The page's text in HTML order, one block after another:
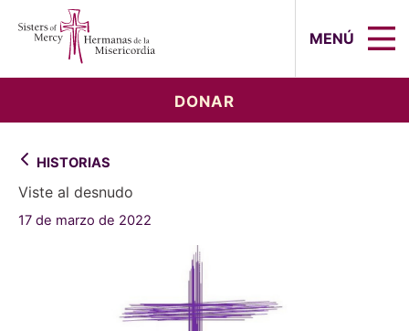
MENÚ
DONAR
HISTORIAS
Viste al desnudo
17 de marzo de 2022